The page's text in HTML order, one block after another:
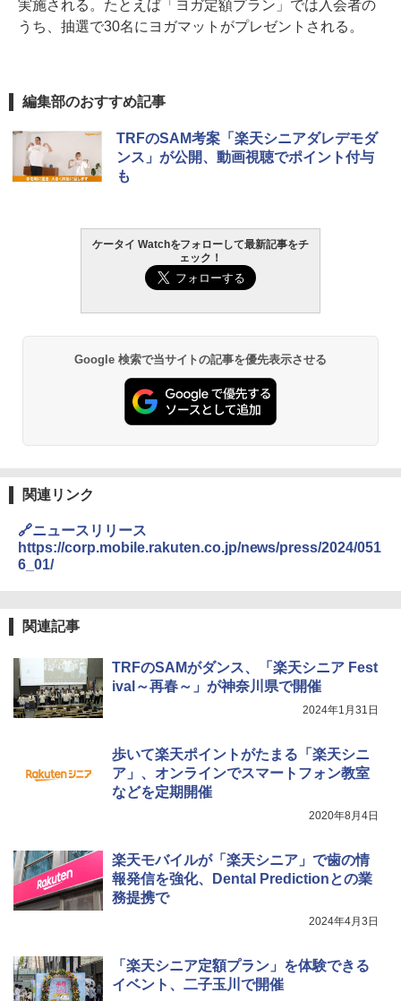
実施される。たとえば「ヨガ定額プラン」では入会者の
うち、抽選で30名にヨガマットがプレゼントされる。
編集部のおすすめ記事
TRFのSAM考案「楽天シニアダレデモダ
ンス」が公開、動画視聴でポイント付与
も
ケータイ Watchをフォローして最新記事をチ
ェック！
Google 検索で当サイトの記事を優先表示させる
関連リンク
🔗ニュースリリース
https://corp.mobile.rakuten.co.jp/news/press/2024/051
6_01/
関連記事
TRFのSAMがダンス、「楽天シニア Fest
ival～再春～」が神奈川県で開催
2024年1月31日
歩いて楽天ポイントがたまる「楽天シニ
ア」、オンラインでスマートフォン教室
などを定期開催
2020年8月4日
楽天モバイルが「楽天シニア」で歯の情
報発信を強化、Dental Predictionとの業
務提携で
2024年4月3日
「楽天シニア定額プラン」を体験できる
イベント、二子玉川で開催